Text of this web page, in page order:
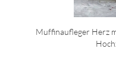
Muffinaufleger Herz